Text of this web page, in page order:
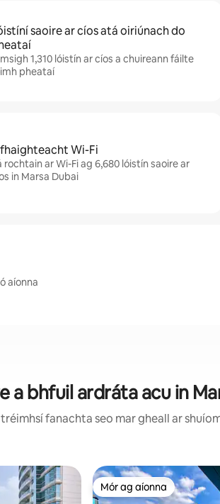
saoire ar cíos atá oiriúnach do
1,310 lóistín ar cíos a chuireann fáilte
pheataí
Wi-Fi
rochtain ar Wi-Fi ag 6,680 lóistín saoire ar
in Marsa Dubai
aíonna
a bhfuil ardráta acu in
fanachta seo mar gheall ar
Mór ag aíonna
Mór ag aíonna